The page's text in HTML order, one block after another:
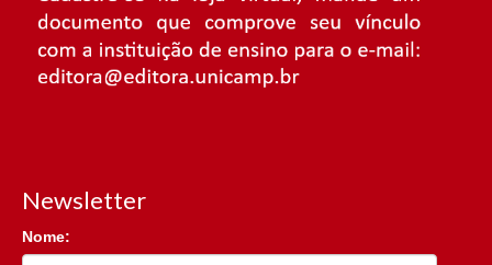
Newsletter
Nome: